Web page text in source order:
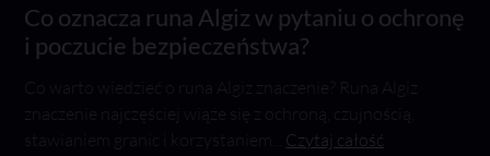
Co oznacza runa Algiz w pytaniu o ochronę
i poczucie bezpieczeństwa?
Czytaj całość